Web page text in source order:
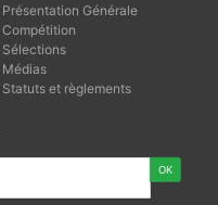
Présentation Générale
Compétition
Sélections
Médias
Statuts et règlements